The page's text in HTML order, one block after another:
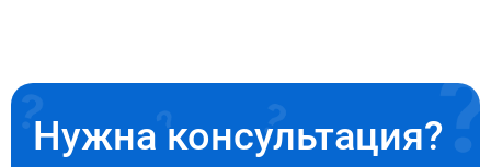
Нужна консультация?